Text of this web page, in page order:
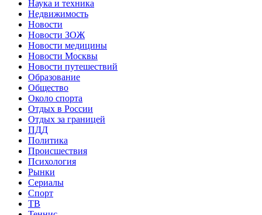
Наука и техника
Недвижимость
Новости
Новости ЗОЖ
Новости медицины
Новости Москвы
Новости путешествий
Образование
Общество
Около спорта
Отдых в России
Отдых за границей
ПДД
Политика
Происшествия
Психология
Рынки
Сериалы
Спорт
ТВ